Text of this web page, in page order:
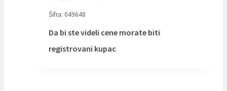
Šifra: 049648
Da bi ste videli cene morate biti
registrovani kupac